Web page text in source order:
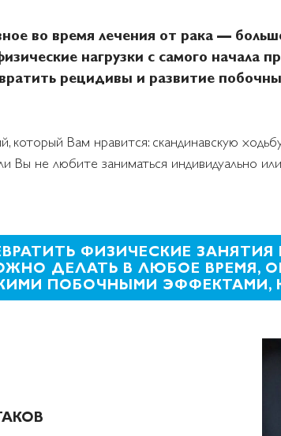
во время лечения от рака —
нагрузки с самого начала
рецидивы и развитие
Вам нравится: скандинавскую
Вы не любите заниматься индивидуально
ФИЗИЧЕСКИЕ
ДЕЛАТЬ В ЛЮБОЕ ВРЕМЯ,
ПОБОЧНЫМИ ЭФФЕКТАМИ,